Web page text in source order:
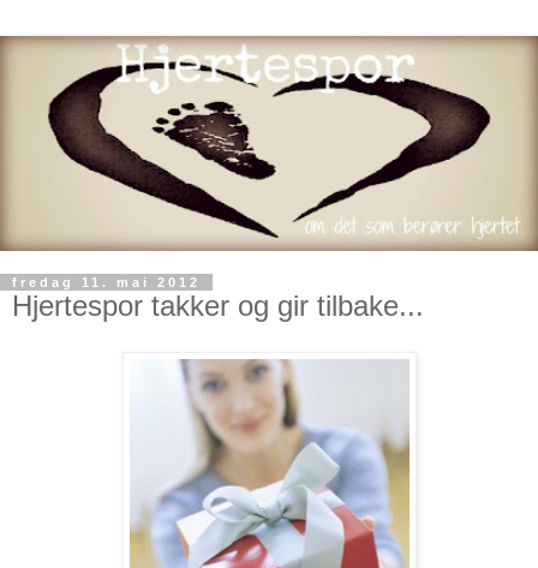
fredag 11. mai 2012
Hjertespor takker og gir tilbake...